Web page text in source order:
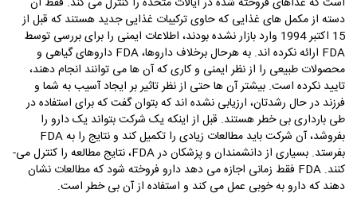
دسته از مکمل­ های غذایی که حاوی ترکیبات غذایی جدید هستند که قبل از
15 اکتبر 1994 وارد بازار نشده بودند، اطلاعات ایمنی را برای بررسی توسط
FDA ارائه نکرد­ه ­اند. به هرحال برخلاف داروها،FDA داروهای گیاهی و
محصولات طبیعی را از نظر ایمنی و کاری که آن­ ها می­ توانند انجام دهند،
تایید نکرده است. بیشتر آن ­ها حتی از نظر تاثیر بر ایجاد آسیب به شما و
فرزند در حال رشدتان، ارزیابی نشده ­اند که بتوان گفت که برای استفاده در
طی بارداری بی خطر هستند. قبل از اینکه یک شرکت بتواند یک دارو را
بفروشد، آن شرکت باید مطالعات زیادی را تکمیل کند و نتایج را بهFDA
بفرستد. بسیاری از دانشمندان و پزشکان درFDA، نتایج مطالعه را کنترل می­
کنند. FDA فقط زمانی اجازه می­ دهد دارو فروخته شود که مطالعات نشان
دهند که دارو به خوبی عمل می­ کند و استفاده از آن بی خطر است.